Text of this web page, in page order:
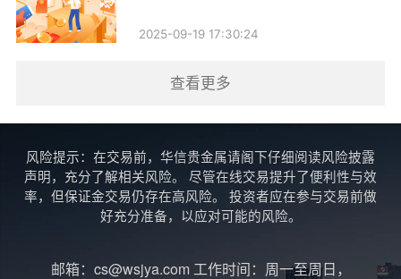
电子钱包等。选择您方便的方式进行资金入金，通常平
台会提供详细的入金流程说明。
注意：在入金时务必确认平台的最低入金额度及相
关手续费，确保资金安全。
五、学习交易知识
在进行实际交易之前，建议您先学习一些基本的交
2025-09-19 17:30:24
查看更多
风险提示：在交易前，华信贵金属请阁下仔细阅读风险披露
声明，充分了解相关风险。 尽管在线交易提升了便利性与效
率，但保证金交易仍存在高风险。 投资者应在参与交易前做
好充分准备，以应对可能的风险。
邮箱：cs@wsjya.com 工作时间：周一至周日，